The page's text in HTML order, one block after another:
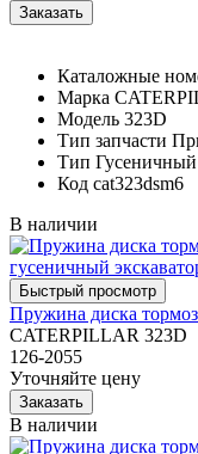
Каталожные
Марка
Модель 323D
Тип запчасти
Тип Гусеничный
Код cat323dsm6
В наличии
Пружина диска
CATERPILLAR 323D
126-2055
Уточняйте цену
В наличии